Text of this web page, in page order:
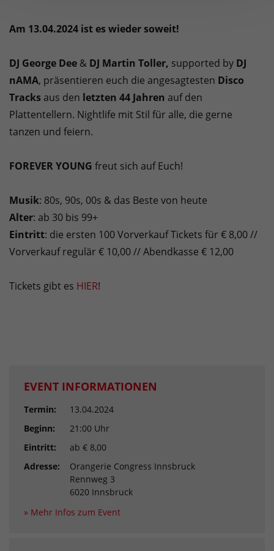
Am 13.04.2024 ist es wieder soweit!
DJ George Dee & DJ Martin Toller, supported by DJ
nAMA, präsentieren euch die angesagtesten Disco
Tracks aus den letzten 44 Jahren auf den
Plattentellern. Nightlife mit Stil für alle, die gerne
tanzen und feiern.
FOREVER YOUNG freut sich auf Euch!
Musik: 80s, 90s, 00s & das Beste von heute
Alter: ab 30 bis 99+
Eintritt: die ersten 100 Vorverkauf Tickets für € 8,00 //
Vorverkauf regulär € 10,00 // Abendkasse € 12,00
Tickets gibt es HIER!
EVENT INFORMATIONEN
Termin:
13.04.2024
Beginn:
21:00 Uhr
Eintritt:
ab € 8,00
Adresse:
Orangerie Congress Innsbruck
Rennweg 3
6020 Innsbruck
» Mehr Infos zum Event